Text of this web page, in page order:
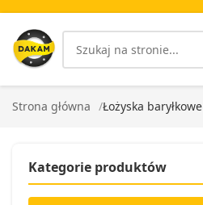
Strona główna Łożyska baryłkowe
Kategorie produktów